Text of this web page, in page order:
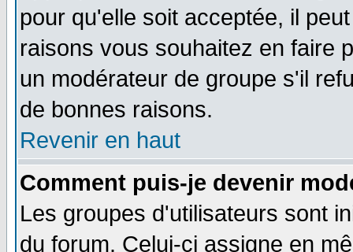
pour qu'elle soit acceptée, il
raisons vous souhaitez en faire
un modérateur de groupe s'il
de bonnes raisons.
Revenir en haut
Comment puis-je devenir
Les groupes d'utilisateurs sont
du forum. Celui-ci assigne en